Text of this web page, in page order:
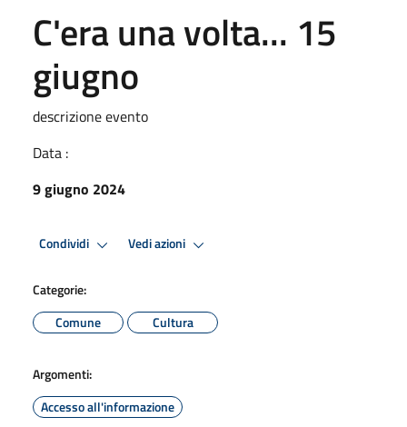
C'era una volta... 15
giugno
descrizione evento
Data :
9 giugno 2024
Condividi Vedi azioni
Categorie:
Comune
Cultura
Argomenti:
Accesso all'informazione